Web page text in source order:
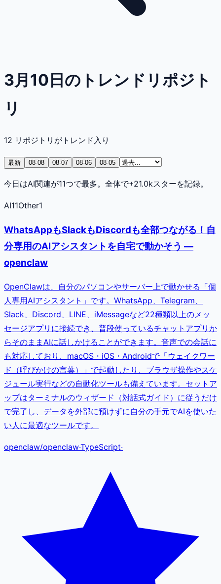
3月10日のトレンドリポジト
リ
12 リポジトリがトレンド入り
最新 08-08 08-07 08-06 08-05
今日はAI関連が11つで最多。全体で+21.0kスターを記録。
AI11Other1
WhatsAppもSlackもDiscordも全部つながる！自
分専用のAIアシスタントを自宅で動かそう —
openclaw
OpenClawは、自分のパソコンやサーバー上で動かせる「個
人専用AIアシスタント」です。WhatsApp、Telegram、
Slack、Discord、LINE、iMessageなど22種類以上のメッ
セージアプリに接続でき、普段使っているチャットアプリか
らそのままAIに話しかけることができます。音声での会話に
も対応しており、macOS・iOS・Androidで「ウェイクワー
ド（呼びかけの言葉）」で起動したり、ブラウザ操作やスケ
ジュール実行などの自動化ツールも備えています。セットア
ップはターミナルのウィザード（対話式ガイド）に従うだけ
で完了し、データを外部に預けずに自分の手元でAIを使いた
い人に最適なツールです。
openclaw/openclaw·TypeScript·